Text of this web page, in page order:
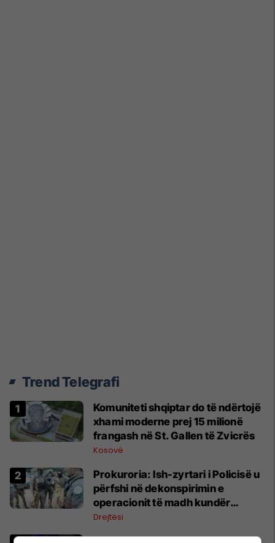
Trend Telegrafi
Komuniteti shqiptar do të ndërtojë
xhami moderne prej 15 milionë
frangash në St. Gallen të Zvicrës
Kosovë
Prokuroria: Ish-zyrtari i Policisë u
përfshi në dekonspirimin e
operacionit të madh kundër
fajdeve
Drejtësi